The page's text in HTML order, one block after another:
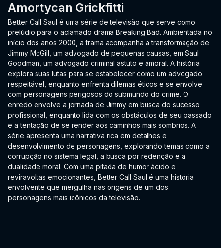
Amortycan Grickfitti
Better Call Saul é uma série de televisão que serve como
prelúdio para o aclamado drama Breaking Bad. Ambientada no
início dos anos 2000, a trama acompanha a transformação de
Jimmy McGill, um advogado de pequenas causas, em Saul
Goodman, um advogado criminal astuto e amoral. A história
explora suas lutas para se estabelecer como um advogado
respeitável, enquanto enfrenta dilemas éticos e se envolve
com personagens perigosos do submundo do crime. O
enredo envolve a jornada de Jimmy em busca do sucesso
profissional, enquanto lida com os obstáculos de seu passado
e a tentação de se render aos caminhos mais sombrios. A
série apresenta uma narrativa rica em detalhes e
desenvolvimento de personagens, explorando temas como a
corrupção no sistema legal, a busca por redenção e a
dualidade moral. Com uma pitada de humor ácido e
reviravoltas emocionantes, Better Call Saul é uma história
envolvente que mergulha nas origens de um dos
personagens mais icônicos da televisão.